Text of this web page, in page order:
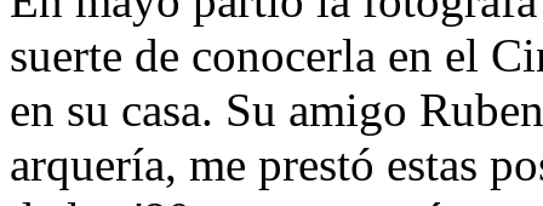
suerte de conocerla en el
en su casa. Su amigo
arquería, me prestó estas